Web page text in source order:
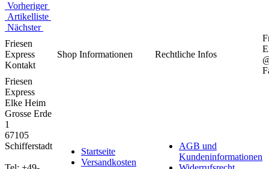
Vorheriger
Artikelliste
Nächster
Friesen
Express
Kontakt
Shop Informationen Rechtliche Infos
Friesen
Express
Elke Heim
Grosse Erde
1
67105
Schifferstadt
Startseite
Versandkosten
AGB und
Kundeninformationen